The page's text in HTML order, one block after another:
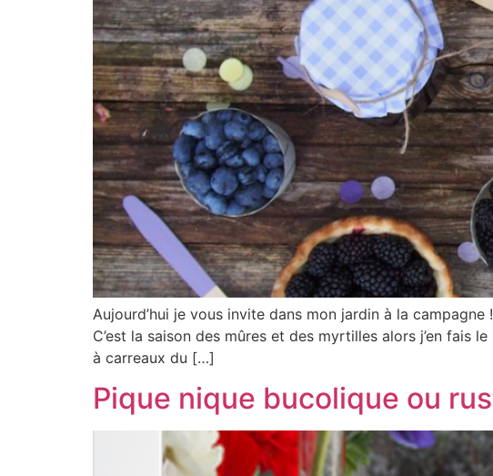
Aujourd’hui je vous invite dans mon jardin à la
C’est la saison des mûres et des myrtilles alors j’en fais
à carreaux du […]
Pique nique bucolique ou